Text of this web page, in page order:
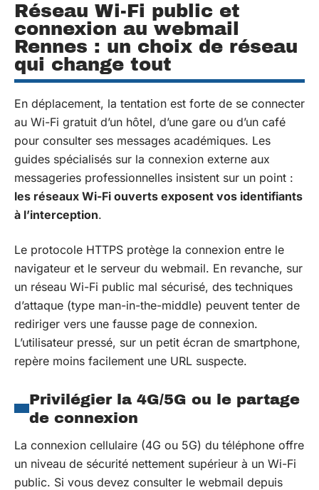
Réseau Wi-Fi public et
connexion au webmail
Rennes : un choix de réseau
qui change tout
En déplacement, la tentation est forte de se connecter
au Wi-Fi gratuit d’un hôtel, d’une gare ou d’un café
pour consulter ses messages académiques. Les
guides spécialisés sur la connexion externe aux
messageries professionnelles insistent sur un point :
les réseaux Wi-Fi ouverts exposent vos identifiants
à l’interception.
Le protocole HTTPS protège la connexion entre le
navigateur et le serveur du webmail. En revanche, sur
un réseau Wi-Fi public mal sécurisé, des techniques
d’attaque (type man-in-the-middle) peuvent tenter de
rediriger vers une fausse page de connexion.
L’utilisateur pressé, sur un petit écran de smartphone,
repère moins facilement une URL suspecte.
Privilégier la 4G/5G ou le partage
de connexion
La connexion cellulaire (4G ou 5G) du téléphone offre
un niveau de sécurité nettement supérieur à un Wi-Fi
public. Si vous devez consulter le webmail depuis